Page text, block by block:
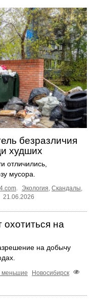
безразличия
худших
отличились,
мусора.
. Экология, Скандалы,
21.06.2026
на
на добычу
меньшие
Новосибирск